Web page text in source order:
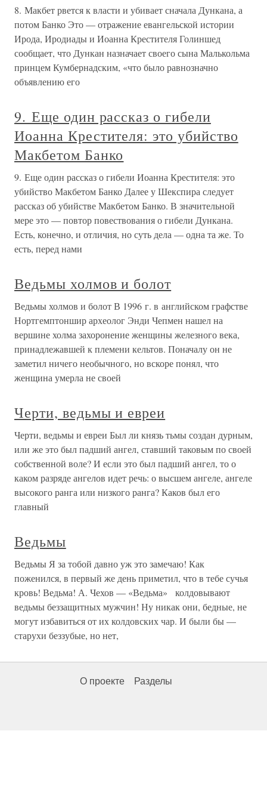
8. Макбет рвется к власти и убивает сначала Дункана, а
потом Банко Это — отражение евангельской истории
Ирода, Иродиады и Иоанна Крестителя Голиншед
сообщает, что Дункан назначает своего сына Малькольма
принцем Кумбернадским, «что было равнозначно
объявлению его
9. Еще один рассказ о гибели
Иоанна Крестителя: это убийство
Макбетом Банко
9. Еще один рассказ о гибели Иоанна Крестителя: это
убийство Макбетом Банко Далее у Шекспира следует
рассказ об убийстве Макбетом Банко. В значительной
мере это — повтор повествования о гибели Дункана.
Есть, конечно, и отличия, но суть дела — одна та же. То
есть, перед нами
Ведьмы холмов и болот
Ведьмы холмов и болот В 1996 г. в английском графстве
Нортгемптоншир археолог Энди Чепмен нашел на
вершине холма захоронение женщины железного века,
принадлежавшей к племени кельтов. Поначалу он не
заметил ничего необычного, но вскоре понял, что
женщина умерла не своей
Черти, ведьмы и евреи
Черти, ведьмы и евреи Был ли князь тьмы создан дурным,
или же это был падший ангел, ставший таковым по своей
собственной воле? И если это был падший ангел, то о
каком разряде ангелов идет речь: о высшем ангеле, ангеле
высокого ранга или низкого ранга? Каков был его
главный
Ведьмы
Ведьмы Я за тобой давно уж это замечаю! Как
поженился, в первый же день приметил, что в тебе сучья
кровь! Ведьма! А. Чехов — «Ведьма» колдовывают
ведьмы беззащитных мужчин! Ну никак они, бедные, не
могут избавиться от их колдовских чар. И были бы —
старухи беззубые, но нет,
О проекте Разделы